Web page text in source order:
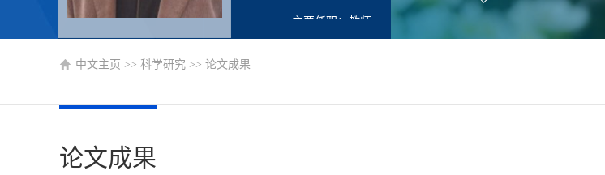
主要任职：教师
中文主页 >> 科学研究 >> 论文成果
论文成果